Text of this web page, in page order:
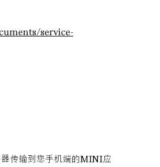
service-
传输到您手机端的MINI应